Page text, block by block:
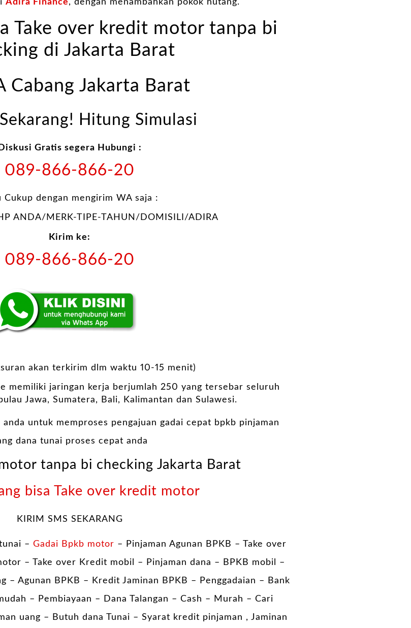
Take over kredit motor tanpa bi
di Jakarta Barat
Cabang Jakarta Barat
Hitung Simulasi
Diskusi Gratis segera Hubungi :
089-866-866-20
Cukup dengan mengirim WA saja :
ANDA/MERK-TIPE-TAHUN/DOMISILI/ADIRA
Kirim ke:
089-866-866-20
akan terkirim dlm waktu 10-15 menit)
memiliki jaringan kerja berjumlah 250 yang tersebar seluruh
Jawa, Sumatera, Bali, Kalimantan dan Sulawesi.
untuk memproses pengajuan gadai cepat bpkb pinjaman
dana tunai proses cepat anda
tanpa bi checking Jakarta Barat
bisa Take over kredit motor
KIRIM SMS SEKARANG
– Gadai Bpkb motor – Pinjaman Agunan BPKB – Take over
– Take over Kredit mobil – Pinjaman dana – BPKB mobil –
– Agunan BPKB – Kredit Jaminan BPKB – Penggadaian – Bank
– Pembiayaan – Dana Talangan – Cash – Murah – Cari
uang – Butuh dana Tunai – Syarat kredit pinjaman , Jaminan